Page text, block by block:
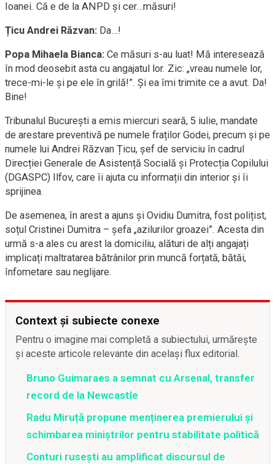
Ioanei. Că e de la ANPD și cer…măsuri!
Țicu Andrei Răzvan: Da…!
Popa Mihaela Bianca: Ce măsuri s-au luat! Mă interesează
în mod deosebit asta cu angajatul lor. Zic: „vreau numele lor,
trece-mi-le și pe ele în grilă!”. Și ea îmi trimite ce a avut. Da!
Bine!
Tribunalul București a emis miercuri seară, 5 iulie, mandate
de arestare preventivă pe numele fraților Godei, precum și pe
numele lui Andrei Răzvan Țicu, șef de serviciu în cadrul
Direcției Generale de Asistență Socială și Protecția Copilului
(DGASPC) Ilfov, care îi ajuta cu informații din interior și îi
sprijinea.
De asemenea, în arest a ajuns și Ovidiu Dumitra, fost polițist,
soțul Cristinei Dumitra – șefa „azilurilor groazei”. Acesta din
urmă s-a ales cu arest la domiciliu, alături de alți angajați
implicați maltratarea bătrânilor prin muncă forțată, bătăi,
înfometare sau neglijare.
Context și subiecte conexe
Pentru o imagine mai completă a subiectului, urmărește
și aceste articole relevante din același flux editorial.
Bruno Guimaraes a semnat cu Arsenal, transfer
record de la Newcastle
Radu Miruță propune menținerea premierului și
schimbarea miniștrilor pentru stabilitate politică
Conturi rusești au amplificat discursul de